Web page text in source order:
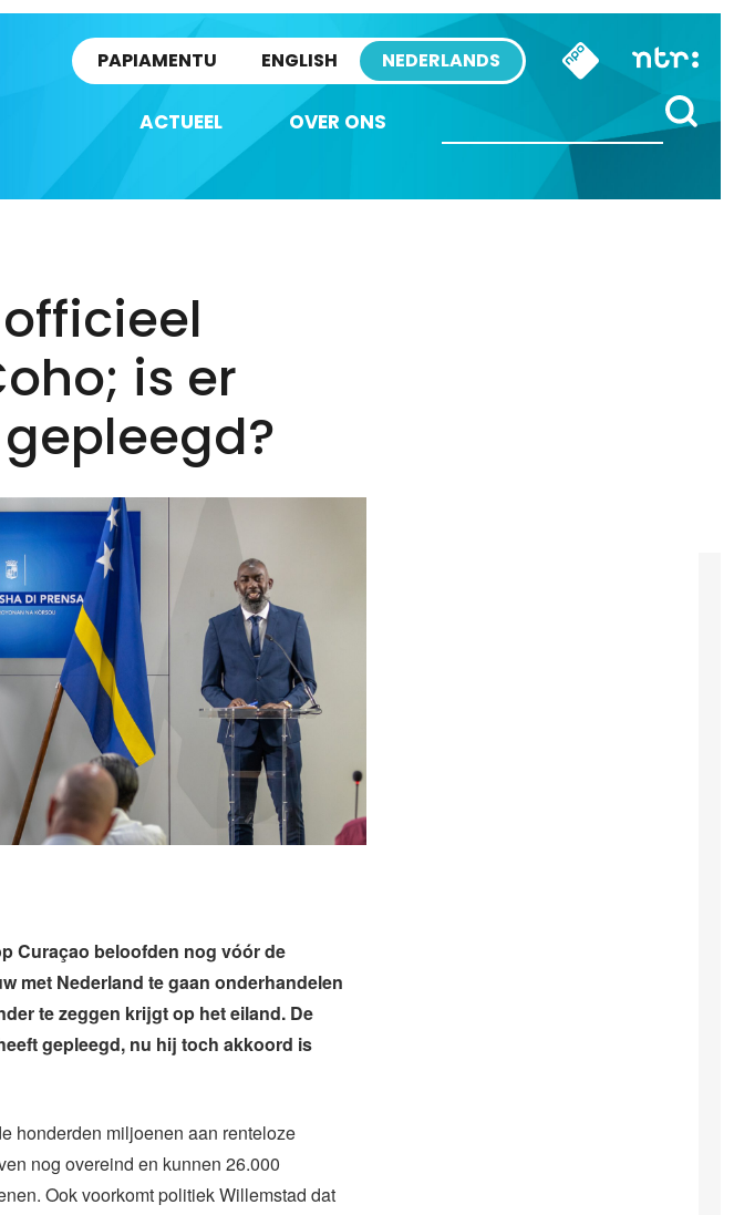
PAPIAMENTU ENGLISH NEDERLANDS
ACTUEEL OVER ONS
is er
Curaçao beloofden nog vóór de
met Nederland te gaan onderhandelen
te zeggen krijgt op het eiland. De
gepleegd, nu hij toch akkoord is
honderden miljoenen aan renteloze
nog overeind en kunnen 26.000
Ook voorkomt politiek Willemstad dat